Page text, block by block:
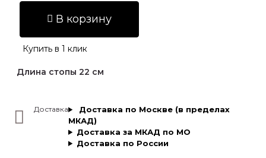
В корзину
Купить в 1 клик
Длина стопы 22 см
Доставка
Доставка по Москве (в пределах
МКАД)
Доставка за МКАД по МО
Доставка по России